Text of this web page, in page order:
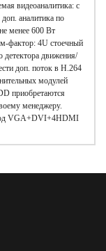
видеоаналитика: с
аналитика по
менее 600 Вт
фактор: 4U стоечный
детектора движения/
доп. поток в H.264
модулей
приобретаются
менеджеру.
VGA+DVI+4HDMI